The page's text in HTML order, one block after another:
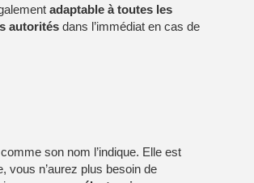
adaptable à toutes les
autorités dans l’immédiat en cas de
son nom l’indique. Elle est
vous n’aurez plus besoin de